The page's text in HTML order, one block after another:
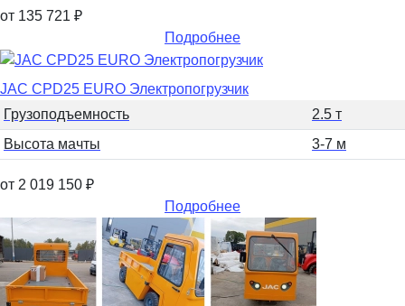
от 135 721 ₽
Подробнее
JAC CPD25 EURO Электропогрузчик
Грузоподъемность
2.5 т
Высота мачты
3-7 м
от 2 019 150 ₽
Подробнее